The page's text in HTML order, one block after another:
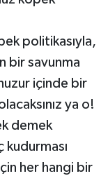
politikasıyla,
bir savunma
içinde bir
ya o!
demek
kudurması
her hangi bir